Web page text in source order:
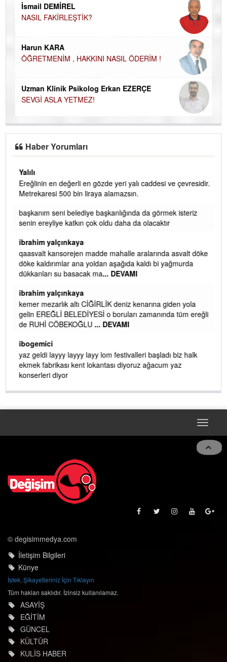
İsmail DEMİREL
NASIL FAKİRLEŞTİK?
Harun KARA
ÖĞRETMENİM , HAKKINI NASIL ÖDERİM !
Uzman Klinik Psikolog Erkan EZERÇE
SEVGİ ASLA YETMEZ!
Haber Yorumları
Yalılı
Ereğlinin en değerli en gözde yeri yalı caddesi ve çevresidir.
Metrekaresi 500 bin liraya alamazsın.
başkanım seni belediye başkanlığında da görmek isteriz
senin ereyliye katkın çok oldu daha da olacaktır
ibrahim yalçınkaya
qaasvalt kansorejen madde mahalle aralarında asvalt döke
döke kaldırımlar ana yoldan aşağıda kaldı bi yağmurda
dükkanları su basacak ma... DEVAMI
ibrahim yalçınkaya
kemer mezarlık altı CİĞİRLİK deniz kenarına giden yola
gelin EREĞLİ BELEDİYESİ o boruları zamanında tüm ereğli
de RUHİ CÖBEKOĞLU ... DEVAMI
ibogemici
yaz geldi layyy layyy layy lom festivalleri başladı biz halk
ekmek fabrikası kent lokantası diyoruz ağacum yaz
konserleri diyor
Toggle
© degisimmedya.com
İletişim Bilgileri
Künye
İstek, Şikayetleriniz İçin Tıklayın
Tüm hakları saklıdır. İzinsiz kullanılamaz.
ASAYİŞ
EĞİTİM
GÜNCEL
KÜLTÜR
KULİS HABER